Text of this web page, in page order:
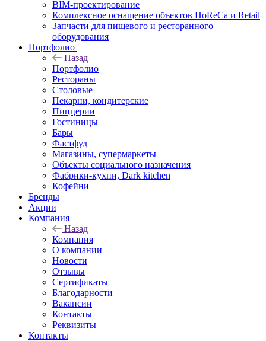
BIM-проектирование
Комплексное оснащение объектов HoReCa и Retail
Запчасти для пищевого и ресторанного
оборудования
Портфолио
Назад
Портфолио
Рестораны
Столовые
Пекарни, кондитерские
Пиццерии
Гостиницы
Бары
Фастфуд
Магазины, супермаркеты
Объекты социального назначения
Фабрики-кухни, Dark kitchen
Кофейни
Бренды
Акции
Компания
Назад
Компания
О компании
Новости
Отзывы
Сертификаты
Благодарности
Вакансии
Контакты
Реквизиты
Контакты